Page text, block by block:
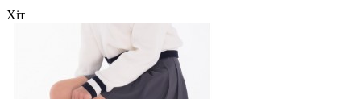
Хіт